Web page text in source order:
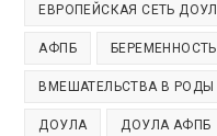
ЕВРОПЕЙСКАЯ СЕТЬ ДОУЛ
АФПБ БЕРЕМЕННОСТЬ
ВМЕШАТЕЛЬСТВА В РОДЫ
ДОУЛА ДОУЛА АФПБ